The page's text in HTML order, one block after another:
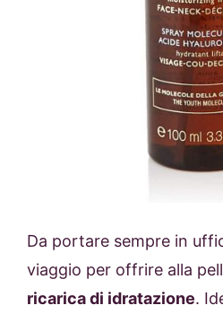
Da portare sempre in
viaggio per offrire alla
ricarica di idratazione.